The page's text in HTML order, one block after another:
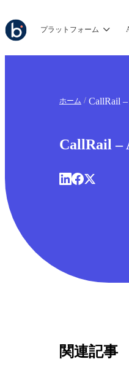
プラットフォーム
ホーム CallRail
CallRail –
関連記事